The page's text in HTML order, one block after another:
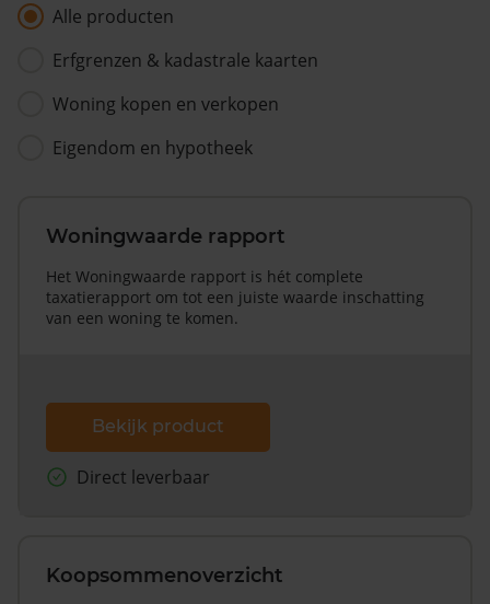
Alle producten
Erfgrenzen & kadastrale kaarten
Woning kopen en verkopen
Eigendom en hypotheek
Woningwaarde rapport
Het Woningwaarde rapport is hét complete
taxatierapport om tot een juiste waarde inschatting
van een woning te komen.
Bekijk product
Direct leverbaar
Koopsommenoverzicht